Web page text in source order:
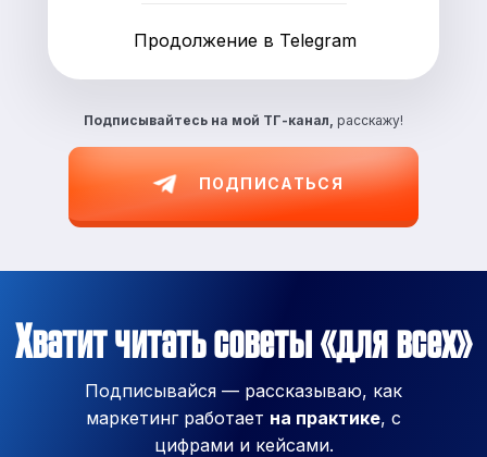
Подписывайтесь на мой ТГ-канал, расскажу!
ПОДПИСАТЬСЯ
Продолжение в Telegram
Хватит читать советы «для всех»
Подписывайся — рассказываю, как
маркетинг работает на практике, с
цифрами и кейсами.